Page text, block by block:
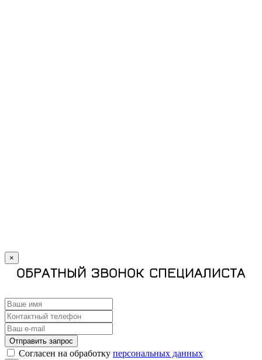
×
ОБРАТНЫЙ ЗВОНОК СПЕЦИАЛИСТА
Отправить запрос
Cогласен на обработку персональных данных